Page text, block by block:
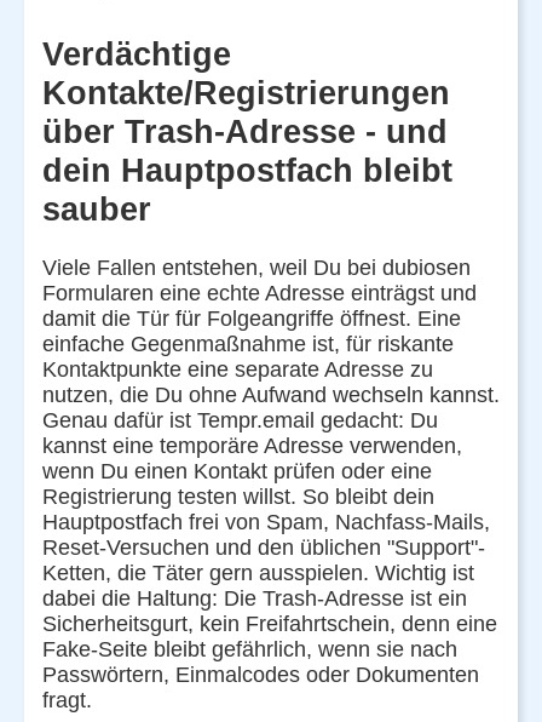
Verdächtige
Kontakte/Registrierungen
über Trash-Adresse - und
dein Hauptpostfach bleibt
sauber
Viele Fallen entstehen, weil Du bei dubiosen
Formularen eine echte Adresse einträgst und
damit die Tür für Folgeangriffe öffnest. Eine
einfache Gegenmaßnahme ist, für riskante
Kontaktpunkte eine separate Adresse zu
nutzen, die Du ohne Aufwand wechseln kannst.
Genau dafür ist Tempr.email gedacht: Du
kannst eine temporäre Adresse verwenden,
wenn Du einen Kontakt prüfen oder eine
Registrierung testen willst. So bleibt dein
Hauptpostfach frei von Spam, Nachfass-Mails,
Reset-Versuchen und den üblichen "Support"-
Ketten, die Täter gern ausspielen. Wichtig ist
dabei die Haltung: Die Trash-Adresse ist ein
Sicherheitsgurt, kein Freifahrtschein, denn eine
Fake-Seite bleibt gefährlich, wenn sie nach
Passwörtern, Einmalcodes oder Dokumenten
fragt.